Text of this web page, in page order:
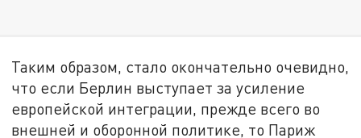
Таким образом, стало окончательно очевидно,
что если Берлин выступает за усиление
европейской интеграции, прежде всего во
внешней и оборонной политике, то Париж